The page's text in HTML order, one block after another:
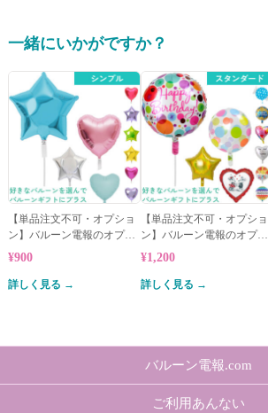
一緒にいかがですか？
【単品注文不可・オプショ
ン】バルーン電報のオプシ
ョン★シンプルバルーン
¥900
詳しく見る →
【単品注文不可・オプショ
ン】バルーン電報のオプシ
ョン★スタンダードバルー
¥1,200
詳しく見る →
バルーン電報.com
ご利用あんない